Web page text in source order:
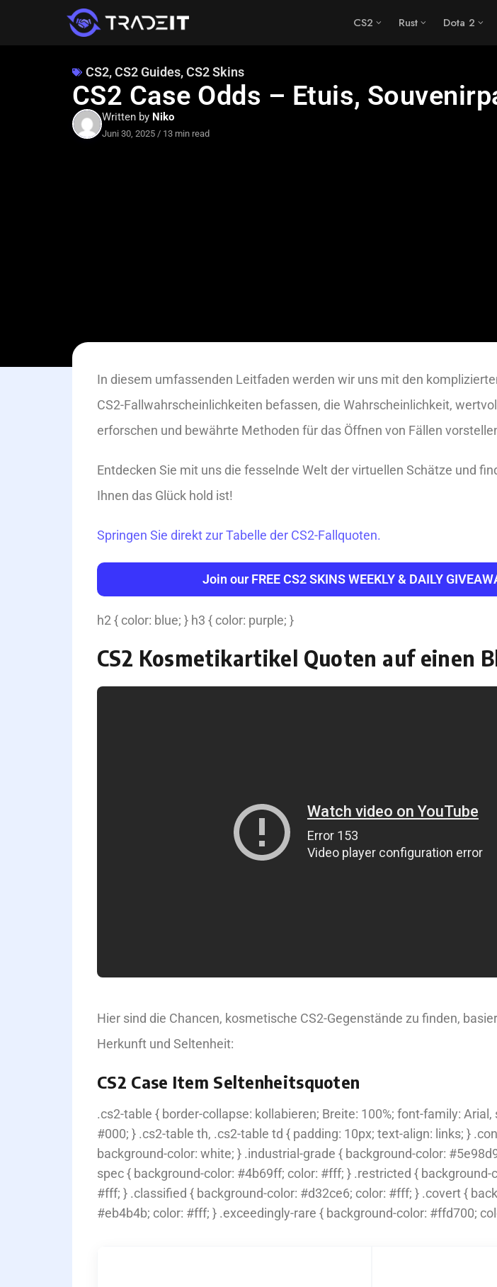
CS2 Rust Dota 2
CS2,CS2 Guides,CS2 Skins
CS2 Case Odds – Etuis,
Written by Niko
Juni 30, 2025 / 13 min read
In diesem umfassenden Leitfaden werden wir uns mit den
CS2-Fallwahrscheinlichkeiten befassen, die Wahrscheinlichkeit,
erforschen und bewährte Methoden für das Öffnen von Fällen
Entdecken Sie mit uns die fesselnde Welt der virtuellen Schätze und
Ihnen das Glück hold ist!
Springen Sie direkt zur Tabelle der CS2-Fallquoten.
Join our FREE CS2 SKINS WEEKLY & DAILY
h2 { color: blue; } h3 { color: purple; }
CS2 Kosmetikartikel Quoten auf einen
Hier sind die Chancen, kosmetische CS2-Gegenstände zu finden,
Herkunft und Seltenheit:
CS2 Case Item Seltenheitsquoten
.cs2-table { border-collapse: kollabieren; Breite: 100%; font-family: Arial,
#000; } .cs2-table th, .cs2-table td { padding: 10px; text-align: links; }
background-color: white; } .industrial-grade { background-color:
spec { background-color: #4b69ff; color: #fff; } .restricted { background-
#fff; } .classified { background-color: #d32ce6; color: #fff; } .covert {
#eb4b4b; color: #fff; } .exceedingly-rare { background-color: #ffd700;